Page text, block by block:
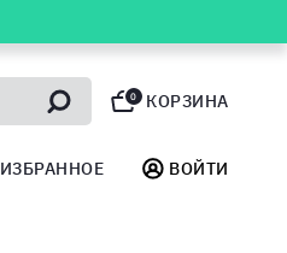
0 КОРЗИНА
ВОЙТИ
ИЗБРАННОЕ